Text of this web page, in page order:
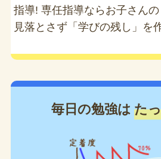
指導! 専任指導ならお子さん
見落とさず「学びの残し」を
毎日の勉強は た